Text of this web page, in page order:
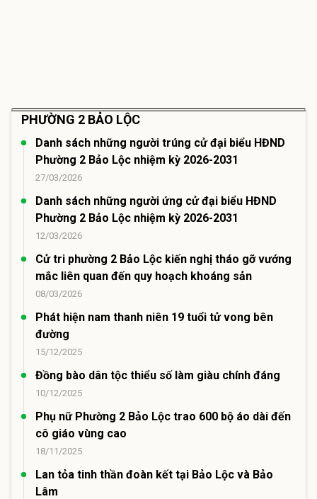
PHƯỜNG 2 BẢO LỘC
Danh sách những người trúng cử đại biểu HĐND
Phường 2 Bảo Lộc nhiệm kỳ 2026-2031
27/03/2026
Danh sách những người ứng cử đại biểu HĐND
Phường 2 Bảo Lộc nhiệm kỳ 2026-2031
12/03/2026
Cử tri phường 2 Bảo Lộc kiến nghị tháo gỡ vướng
mắc liên quan đến quy hoạch khoáng sản
08/03/2026
Phát hiện nam thanh niên 19 tuổi tử vong bên
đường
15/12/2025
Đồng bào dân tộc thiểu số làm giàu chính đáng
10/12/2025
Phụ nữ Phường 2 Bảo Lộc trao 600 bộ áo dài đến
cô giáo vùng cao
18/11/2025
Lan tỏa tinh thần đoàn kết tại Bảo Lộc và Bảo
Lâm